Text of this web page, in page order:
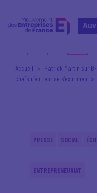
Accueil
Patrick Martin sur
chefs d’entreprise s’expriment »
PRESSE SOCIAL
ENTREPRENEURIAT